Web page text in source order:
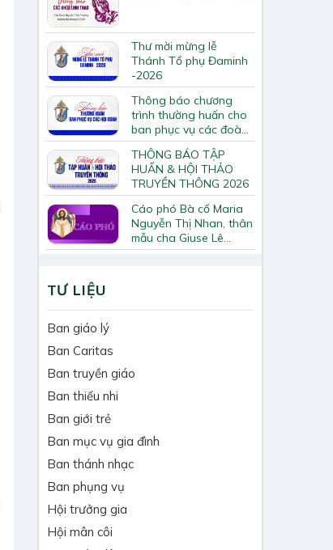
Thư mời mừng lễ
Thánh Tổ phụ Đaminh
-2026
Thông báo chương
trình thường huấn cho
ban phục vụ các đoàn
hội Tông huấn về loan
báo Tin Mừng
THÔNG BÁO TẬP
HUẤN & HỘI THẢO
TRUYỀN THÔNG 2026
Cáo phó Bà cố Maria
Nguyễn Thị Nhan, thân
mẫu cha Giuse Lê
Quốc Chinh
TƯ LIỆU
Ban giáo lý
Ban Caritas
Ban truyền giáo
Ban thiếu nhi
Ban giới trẻ
Ban mục vụ gia đình
Ban thánh nhạc
Ban phụng vụ
Hội trưởng gia
Hội mân côi